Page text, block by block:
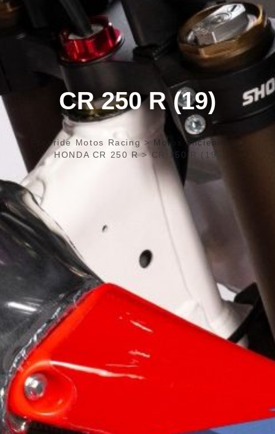
CR 250 R (19)
Freeride Motos Racing> Motos anciennes
>
HONDA CR 250 R>CR 250 R (19)